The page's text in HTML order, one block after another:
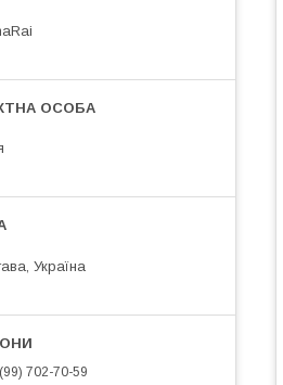
Україна
702-70-59